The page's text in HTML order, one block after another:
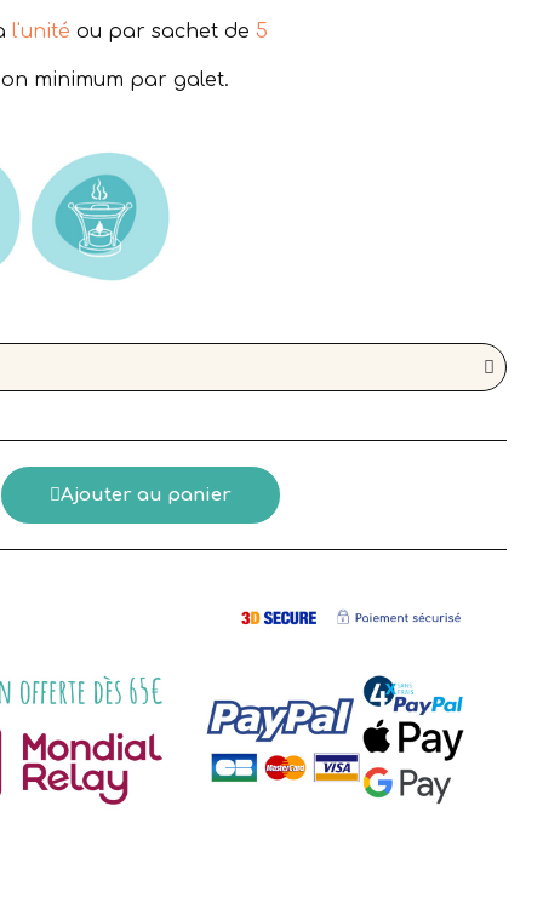
l'unité ou par sachet de 5
minimum par galet.
Ajouter au panier